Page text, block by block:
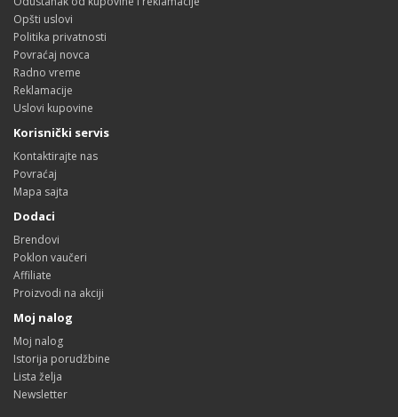
Opšti uslovi
Politika privatnosti
Povraćaj novca
Radno vreme
Reklamacije
Uslovi kupovine
Korisnički servis
Kontaktirajte nas
Povraćaj
Mapa sajta
Dodaci
Brendovi
Poklon vaučeri
Affiliate
Proizvodi na akciji
Moj nalog
Moj nalog
Istorija porudžbine
Lista želja
Newsletter